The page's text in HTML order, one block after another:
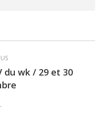
du wk / 29 et 30